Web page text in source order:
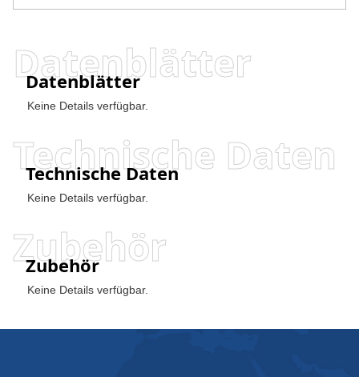
Datenblätter
Datenblätter
Keine Details verfügbar.
Technische Daten
Technische Daten
Keine Details verfügbar.
Zubehör
Zubehör
Keine Details verfügbar.